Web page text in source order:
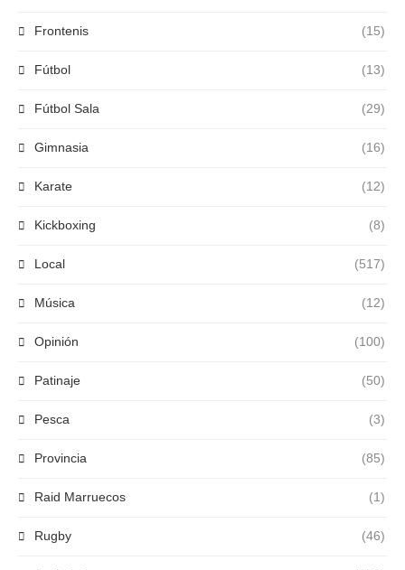
Frontenis (15)
Fútbol (13)
Fútbol Sala (29)
Gimnasia (16)
Karate (12)
Kickboxing (8)
Local (517)
Música (12)
Opinión (100)
Patinaje (50)
Pesca (3)
Provincia (85)
Raid Marruecos (1)
Rugby (46)